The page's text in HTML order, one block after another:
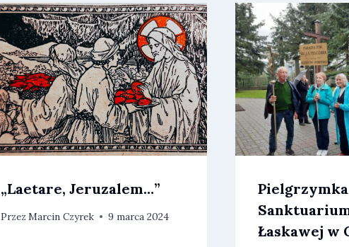
„Laetare, Jeruzalem…”
Przez Marcin Czyrek 9 marca 2024
Łaskawej w